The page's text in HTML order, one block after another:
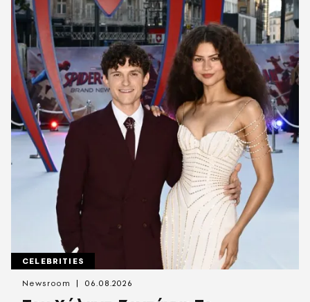
CELEBRITIES
Newsroom 06.08.2026